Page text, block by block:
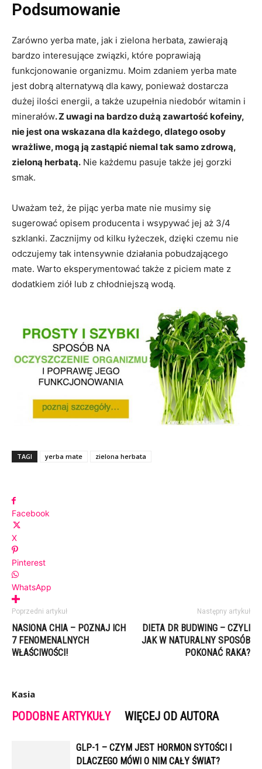
Podsumowanie
Zarówno yerba mate, jak i zielona herbata, zawierają
bardzo interesujące związki, które poprawiają
funkcjonowanie organizmu. Moim zdaniem yerba mate
jest dobrą alternatywą dla kawy, ponieważ dostarcza
dużej ilości energii, a także uzupełnia niedobór witamin i
minerałów. Z uwagi na bardzo dużą zawartość kofeiny,
nie jest ona wskazana dla każdego, dlatego osoby
wrażliwe, mogą ją zastąpić niemal tak samo zdrową,
zieloną herbatą. Nie każdemu pasuje także jej gorzki
smak.
Uważam też, że pijąc yerba mate nie musimy się
sugerować opisem producenta i wsypywać jej aż 3/4
szklanki. Zacznijmy od kilku łyżeczek, dzięki czemu nie
odczujemy tak intensywnie działania pobudzającego
mate. Warto eksperymentować także z piciem mate z
dodatkiem ziół lub z chłodniejszą wodą.
TAGI yerba mate zielona herbata
Facebook
X
Pinterest
WhatsApp
Poprzedni artykuł
NASIONA CHIA – POZNAJ ICH
7 FENOMENALNYCH
WŁAŚCIWOŚCI!
Następny artykuł
DIETA DR BUDWING – CZYLI
JAK W NATURALNY SPOSÓB
POKONAĆ RAKA?
Kasia
PODOBNE ARTYKUŁY WIĘCEJ OD AUTORA
GLP-1 – CZYM JEST HORMON SYTOŚCI I
DLACZEGO MÓWI O NIM CAŁY ŚWIAT?